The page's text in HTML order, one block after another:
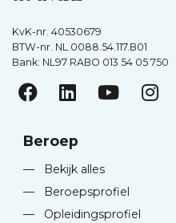
KvK-nr. 40530679
BTW-nr. NL.0088.54.117.B01
Bank: NL97 RABO 013 54 05 750
Beroep
—
Bekijk alles
—
Beroepsprofiel
—
Opleidingsprofiel